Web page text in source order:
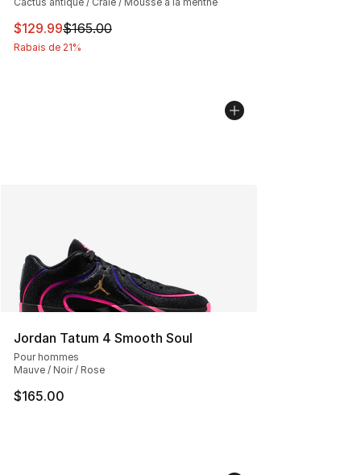
Cet article est en solde. Le prix est passé de $165.00 à
$129.99$165.00
Rabais de 21%
Jordan Tatum 4 Smooth Soul
Pour hommes
Mauve / Noir / Rose
$165.00